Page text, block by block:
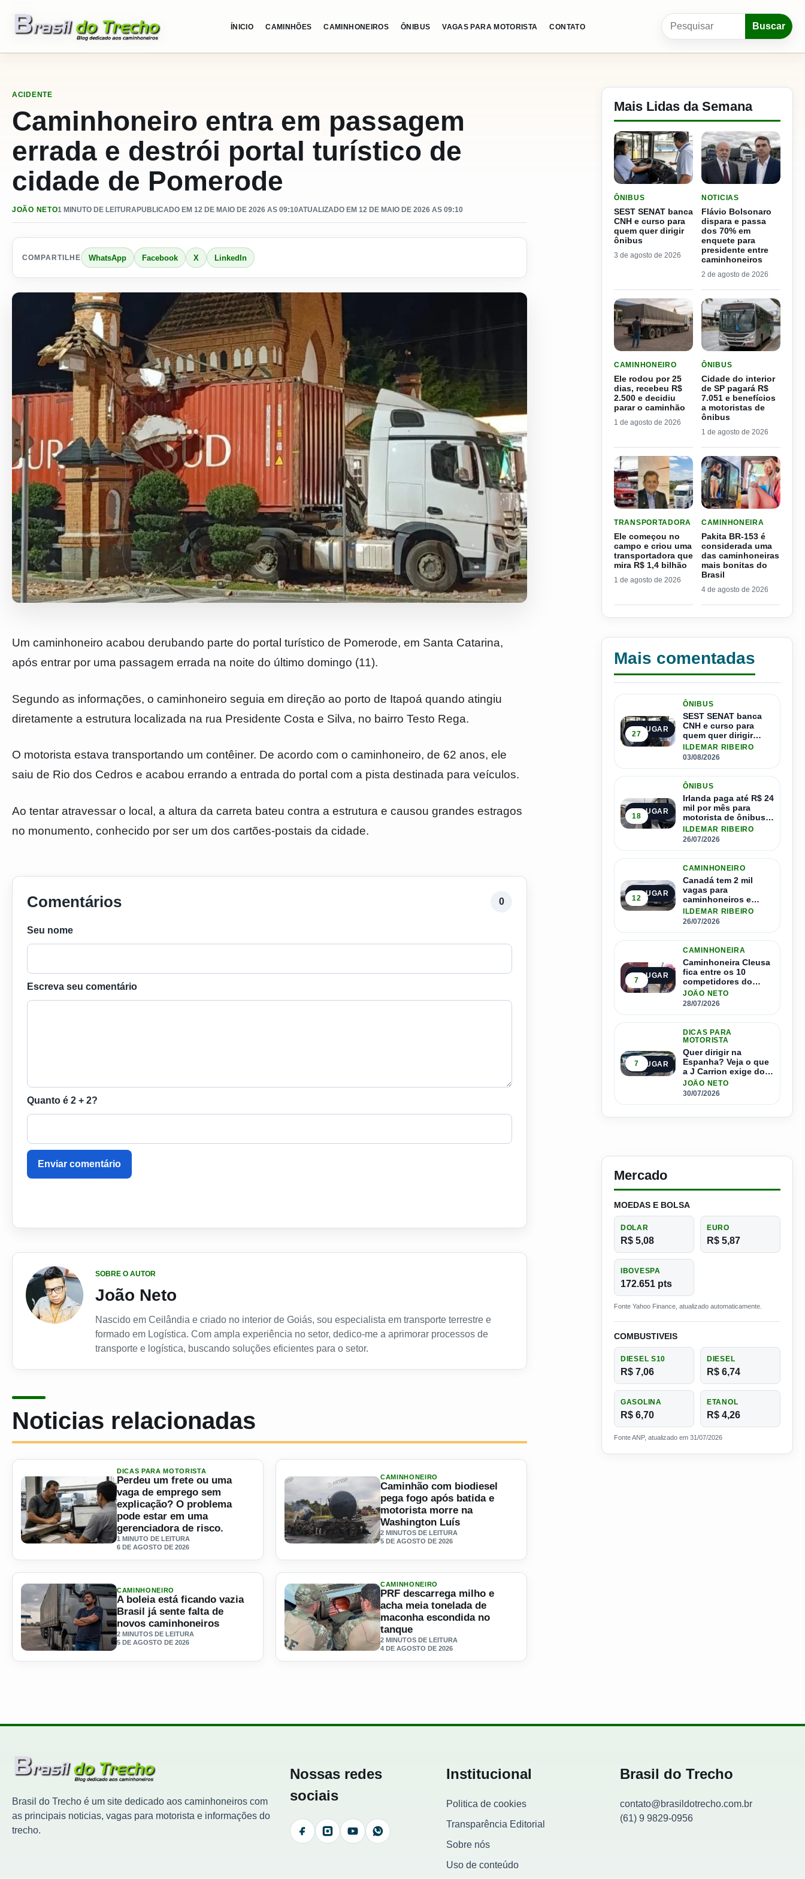
ÍNICIO CAMINHÕES CAMINHONEIROS ÔNIBUS VAGAS PARA MOTORISTA CONTATO
Pesquisar por:
Buscar
ACIDENTE
Caminhoneiro entra em passagem
errada e destrói portal turístico de
cidade de Pomerode
JOÃO NETO1 MINUTO DE LEITURAPUBLICADO EM 12 DE MAIO DE 2026 AS 09:10ATUALIZADO EM 12 DE MAIO DE 2026 AS 09:10
COMPARTILHE WhatsApp Facebook X LinkedIn
Um caminhoneiro acabou derubando parte do portal turístico de Pomerode, em Santa Catarina,
após entrar por uma passagem errada na noite do último domingo (11).
Segundo as informações, o caminhoneiro seguia em direção ao porto de Itapoá quando atingiu
diretamente a estrutura localizada na rua Presidente Costa e Silva, no bairro Testo Rega.
O motorista estava transportando um contêiner. De acordo com o caminhoneiro, de 62 anos, ele
saiu de Rio dos Cedros e acabou errando a entrada do portal com a pista destinada para veículos.
Ao tentar atravessar o local, a altura da carreta bateu contra a estrutura e causou grandes estragos
no monumento, conhecido por ser um dos cartões-postais da cidade.
Comentários 0
Seu nome
Escreva seu comentário
Quanto é 2 + 2?
Enviar comentário
SOBRE O AUTOR
João Neto
Nascido em Ceilândia e criado no interior de Goiás, sou especialista em transporte terrestre e
formado em Logística. Com ampla experiência no setor, dedico-me a aprimorar processos de
transporte e logística, buscando soluções eficientes para o setor.
Noticias relacionadas
Ler materia: Perdeu um frete ou uma vaga de emprego sem explicação? O problema pode estar em uma gerenciadora de risco.
DICAS PARA MOTORISTA
Perdeu um frete ou uma
vaga de emprego sem
explicação? O problema
pode estar em uma
gerenciadora de risco.
1 MINUTO DE LEITURA
6 DE AGOSTO DE 2026
CAMINHONEIRO
Caminhão com biodiesel
pega fogo após batida e
motorista morre na
Washington Luís
2 MINUTOS DE LEITURA
5 DE AGOSTO DE 2026
Ler materia: A boleia está ficando vazia Brasil já sente falta de novos caminhoneiros
CAMINHONEIRO
A boleia está ficando vazia
Brasil já sente falta de
novos caminhoneiros
2 MINUTOS DE LEITURA
5 DE AGOSTO DE 2026
Ler materia: PRF descarrega milho e acha meia tonelada de maconha escondida no tanque
CAMINHONEIRO
PRF descarrega milho e
acha meia tonelada de
maconha escondida no
tanque
2 MINUTOS DE LEITURA
4 DE AGOSTO DE 2026
Mais Lidas da Semana
ÔNIBUS
SEST SENAT banca
CNH e curso para
quem quer dirigir
ônibus
3 de agosto de 2026
NOTICIAS
Flávio Bolsonaro
dispara e passa
dos 70% em
enquete para
presidente entre
caminhoneiros
2 de agosto de 2026
CAMINHONEIRO
Ele rodou por 25
dias, recebeu R$
2.500 e decidiu
parar o caminhão
1 de agosto de 2026
ÔNIBUS
Cidade do interior
de SP pagará R$
7.051 e benefícios
a motoristas de
ônibus
1 de agosto de 2026
TRANSPORTADORA
Ele começou no
campo e criou uma
transportadora que
mira R$ 1,4 bilhão
1 de agosto de 2026
CAMINHONEIRA
Pakita BR-153 é
considerada uma
das caminhoneiras
mais bonitas do
Brasil
4 de agosto de 2026
Mais comentadas
1º LUGAR
27
ÔNIBUS
SEST SENAT banca
CNH e curso para
quem quer dirigir
ônibus
ILDEMAR RIBEIRO
03/08/2026
2º LUGAR
18
ÔNIBUS
Irlanda paga até R$ 24
mil por mês para
motorista de ônibus e
pode contratar até
1.500 motoristas
ILDEMAR RIBEIRO
26/07/2026
3º LUGAR
12
CAMINHONEIRO
Canadá tem 2 mil
vagas para
caminhoneiros e
salário de até R$ 24
mil por mês
ILDEMAR RIBEIRO
26/07/2026
4º LUGAR
7
CAMINHONEIRA
Caminhoneira Cleusa
fica entre os 10
competidores do
Master Driver Brasil
JOÃO NETO
28/07/2026
5º LUGAR
7
DICAS PARA
MOTORISTA
Quer dirigir na
Espanha? Veja o que
a J Carrion exige dos
brasileiros
JOÃO NETO
30/07/2026
Mercado
MOEDAS E BOLSA
DOLAR
R$ 5,08
EURO
R$ 5,87
IBOVESPA
172.651 pts
Fonte Yahoo Finance, atualizado automaticamente.
COMBUSTIVEIS
DIESEL S10
R$ 7,06
DIESEL
R$ 6,74
GASOLINA
R$ 6,70
ETANOL
R$ 4,26
Fonte ANP, atualizado em 31/07/2026
Brasil do Trecho é um site dedicado aos caminhoneiros com
as principais noticias, vagas para motorista e informações do
trecho.
Nossas redes
sociais
FacebookInstagramYouTubeWhatsApp
Institucional
Politica de cookies
Transparência Editorial
Sobre nós
Uso de conteúdo
Brasil do Trecho
contato@brasildotrecho.com.br
(61) 9 9829-0956